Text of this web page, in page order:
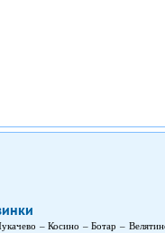
– Косино – Ботар –